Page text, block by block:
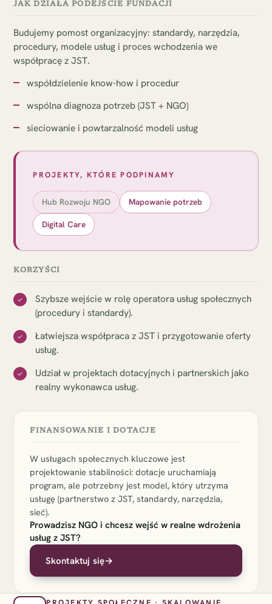
JAK DZIAŁA PODEJŚCIE FUNDACJI
Budujemy pomost organizacyjny: standardy, narzędzia,
procedury, modele usług i proces wchodzenia we
współpracę z JST.
współdzielenie know-how i procedur
wspólna diagnoza potrzeb (JST + NGO)
sieciowanie i powtarzalność modeli usług
PROJEKTY, KTÓRE PODPINAMY
Hub Rozwoju NGO Mapowanie potrzeb
Digital Care
KORZYŚCI
✓
Szybsze wejście w rolę operatora usług społecznych
(procedury i standardy).
✓
Łatwiejsza współpraca z JST i przygotowanie oferty
usług.
✓
Udział w projektach dotacyjnych i partnerskich jako
realny wykonawca usług.
FINANSOWANIE I DOTACJE
W usługach społecznych kluczowe jest
projektowanie stabilności: dotacje uruchamiają
program, ale potrzebny jest model, który utrzyma
usługę (partnerstwo z JST, standardy, narzędzia,
sieć).
Prowadzisz NGO i chcesz wejść w realne wdrożenia
usług z JST?
Skontaktuj się→